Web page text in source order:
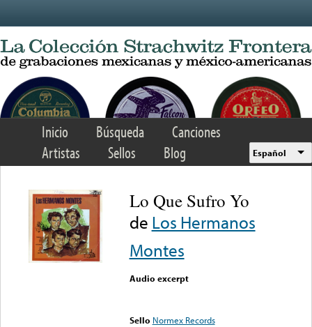
Inicio Búsqueda
Canciones
Artistas
Sellos Blog Español
Lo Que Sufro Yo
de Los Hermanos
Montes
Audio excerpt
Sello Normex Records